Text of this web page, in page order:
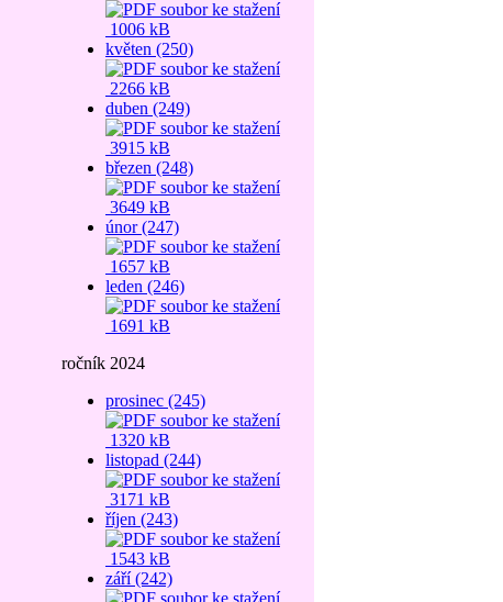
1006 kB
květen (250)
2266 kB
duben (249)
3915 kB
březen (248)
3649 kB
únor (247)
1657 kB
leden (246)
1691 kB
ročník 2024
prosinec (245)
1320 kB
listopad (244)
3171 kB
říjen (243)
1543 kB
září (242)